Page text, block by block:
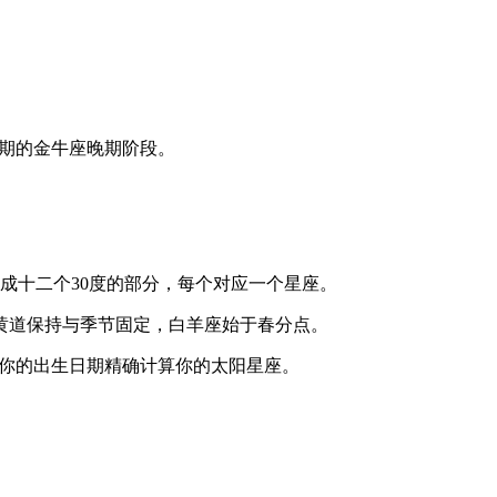
的金牛座晚期阶段。
二个30度的部分，每个对应一个星座。
保持与季节固定，白羊座始于春分点。
的出生日期精确计算你的太阳星座。